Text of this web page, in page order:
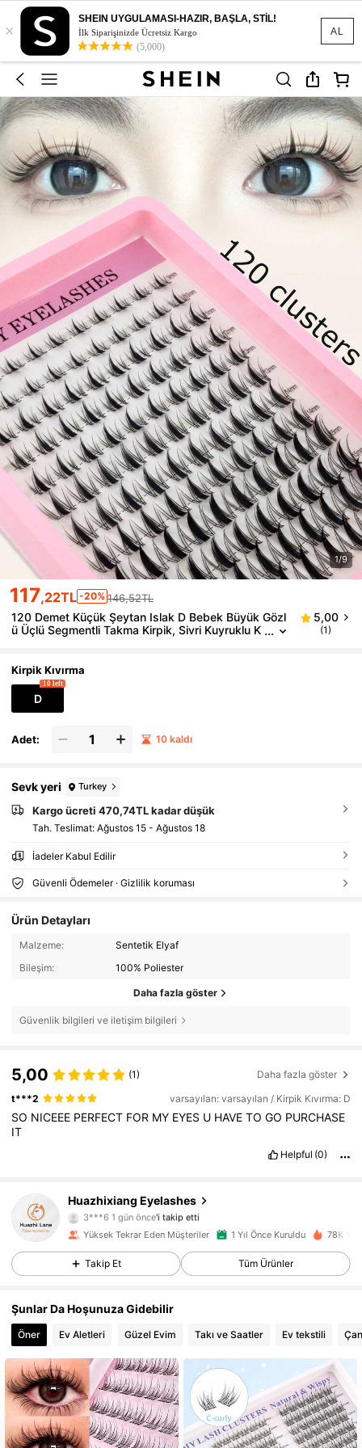
AL
×
SHEIN UYGULAMASI-HAZIR, BAŞLA, STİL!
İlk Siparişinizde Ücretsiz Kargo
(5,000)
1/9
117,22TL -20% 146,52TL
120 Demet Küçük Şeytan Islak D Bebek Büyük Gözl
ü Üçlü Segmentli Takma Kirpik, Sivri Kuyruklu K
Günlük Kirpik
5,00
(1)
Kirpik Kıvırma
D
10 left
Adet: 10 kaldı
Sevk yeri Turkey
Kargo ücreti 470,74TL kadar düşük
Tah. Teslimat: Ağustos 15 - Ağustos 18
İadeler Kabul Edilir
Güvenli Ödemeler · Gizlilik koruması
Ürün Detayları
Malzeme:
Sentetik Elyaf
Bileşim:
100% Poliester
Daha fazla göster
Güvenlik bilgileri ve iletişim bilgileri
5,00 (1) Daha fazla göster
t***2 varsayılan: varsayılan / Kirpik Kıvırma: D
SO NICEEE PERFECT FOR MY EYES U HAVETOGO PURCHASE
IT
Helpful (0)
Huazhixiang Eyelashes
3***6 1 gün önce'i takip etti
4,68
412 Takipçiler
4,68 412 Takipçiler
4,68 412 Takipçiler
4,68 412 Takipçiler
4,68 412 Takipçiler
Yüksek Tekrar Eden Müşteriler 1 Yıl Önce Kuruldu 78K
Takip Et Tüm Ürünler
Şunlar Da Hoşunuza Gidebilir
Öner Ev Aletleri Güzel Evim Takı ve Saatler Ev tekstili